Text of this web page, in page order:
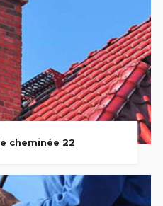
cheminée 22